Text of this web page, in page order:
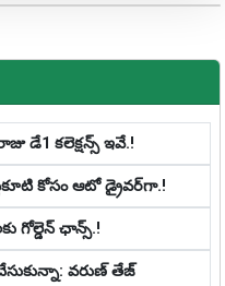
డే1 క‌లెక్ష‌న్స్ ఇవే.!
కోసం ఆటో డ్రైవ‌ర్‌గా.!
గోల్డెన్ ఛాన్స్‌.!
వ‌రుణ్ తేజ్‌